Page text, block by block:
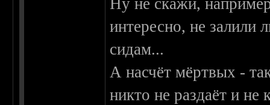
Ну не скажи,
интересно, не залили
сидам...
А насчёт мёртвых -
никто не раздаёт и не